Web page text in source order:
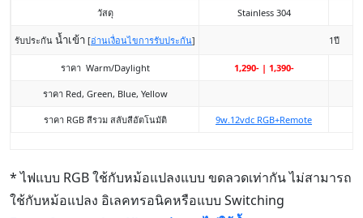
วัสดุ Stainless 304
รับประกัน น้ำเข้า [อ่านเงื่อนไขการรับประกัน] 1ปี
ราคา Warm/Daylight 1,290- | 1,390-
ราคา Red, Green, Blue, Yellow
ราคา RGB สีรวม สลับสีอัตโนมัติ 9w.12vdc RGB+Remote
* ไฟแบบ RGB ใช้กับหม้อแปลงแบบ ขดลวดเท่ากัน ไม่สามารถ
ใช้กับหม้อแปลง อิเลคทรอนิคหรือแบบ Switching